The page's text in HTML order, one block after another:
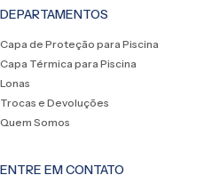
DEPARTAMENTOS
Capa de Proteção para Piscina
Capa Térmica para Piscina
Lonas
Trocas e Devoluções
Quem Somos
ENTRE EM CONTATO